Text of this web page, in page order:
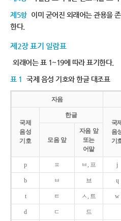
제5항 이미 굳어진 외래어는 관용을
한다.
제2장 표기 일람표
외래어는 표 1~19에 따라 표기한다.
표 1 국제 음성 기호와 한글 대조표
자음
국제
음성
기호
한글
국제
음
기
모음 앞
자음 앞
또는
어말
p ㅍ ㅂ, 프 j
b ㅂ 브 ɥ
t ㅌ ㅅ, 트 w
d ㄷ 드